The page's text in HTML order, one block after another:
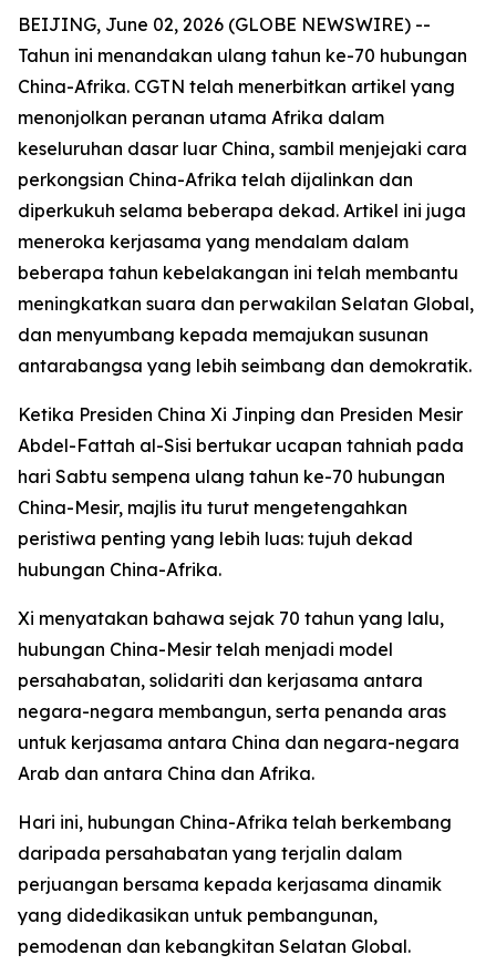
BEIJING, June 02, 2026 (GLOBE NEWSWIRE) --
Tahun ini menandakan ulang tahun ke-70 hubungan
China-Afrika. CGTN telah menerbitkan artikel yang
menonjolkan peranan utama Afrika dalam
keseluruhan dasar luar China, sambil menjejaki cara
perkongsian China-Afrika telah dijalinkan dan
diperkukuh selama beberapa dekad. Artikel ini juga
meneroka kerjasama yang mendalam dalam
beberapa tahun kebelakangan ini telah membantu
meningkatkan suara dan perwakilan Selatan Global,
dan menyumbang kepada memajukan susunan
antarabangsa yang lebih seimbang dan demokratik.
Ketika Presiden China Xi Jinping dan Presiden Mesir
Abdel-Fattah al-Sisi bertukar ucapan tahniah pada
hari Sabtu sempena ulang tahun ke-70 hubungan
China-Mesir, majlis itu turut mengetengahkan
peristiwa penting yang lebih luas: tujuh dekad
hubungan China-Afrika.
Xi menyatakan bahawa sejak 70 tahun yang lalu,
hubungan China-Mesir telah menjadi model
persahabatan, solidariti dan kerjasama antara
negara-negara membangun, serta penanda aras
untuk kerjasama antara China dan negara-negara
Arab dan antara China dan Afrika.
Hari ini, hubungan China-Afrika telah berkembang
daripada persahabatan yang terjalin dalam
perjuangan bersama kepada kerjasama dinamik
yang didedikasikan untuk pembangunan,
pemodenan dan kebangkitan Selatan Global.